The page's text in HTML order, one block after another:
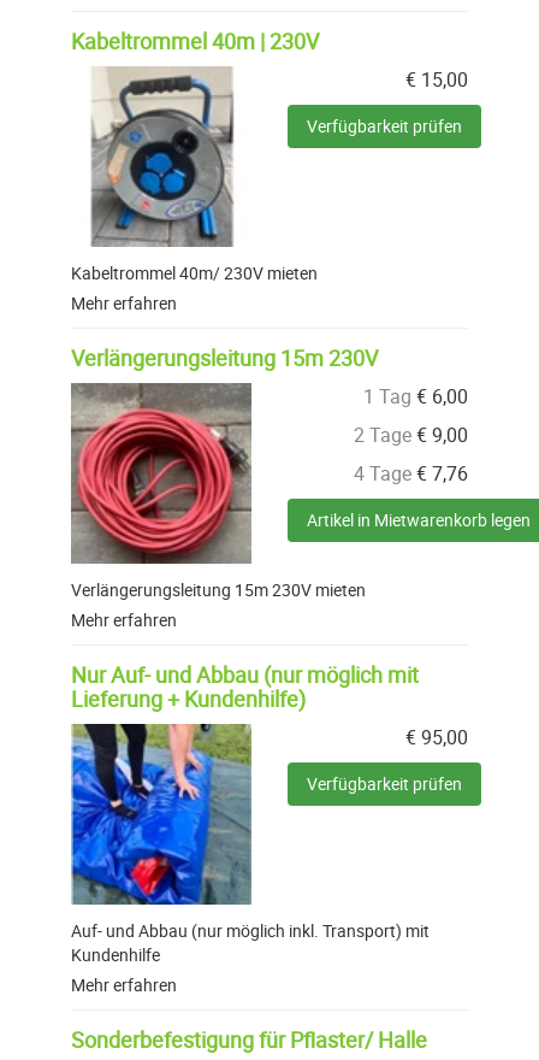
Kabeltrommel 40m | 230V
€ 15,00
Verfügbarkeit prüfen
Kabeltrommel 40m/ 230V mieten
Mehr erfahren
Verlängerungsleitung 15m 230V
1 Tag € 6,00
2 Tage€9,00
4 Tage€7,76
Artikel in Mietwarenkorb legen
Verlängerungsleitung 15m 230V mieten
Mehr erfahren
Nur Auf- und Abbau (nur möglich mit
Lieferung + Kundenhilfe)
€95,00
Verfügbarkeit prüfen
Auf- und Abbau (nur möglich inkl. Transport) mit
Kundenhilfe
Mehr erfahren
Sonderbefestigung für Pflaster/ Halle